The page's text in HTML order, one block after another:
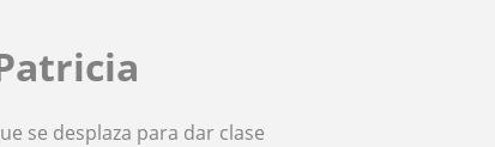
se desplaza para dar clase